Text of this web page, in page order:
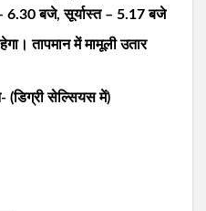
6.30 बजे, सूर्यास्त – 5.17 बजे
तापमान में मामूली उतार
(डिग्री सेल्सियस में)